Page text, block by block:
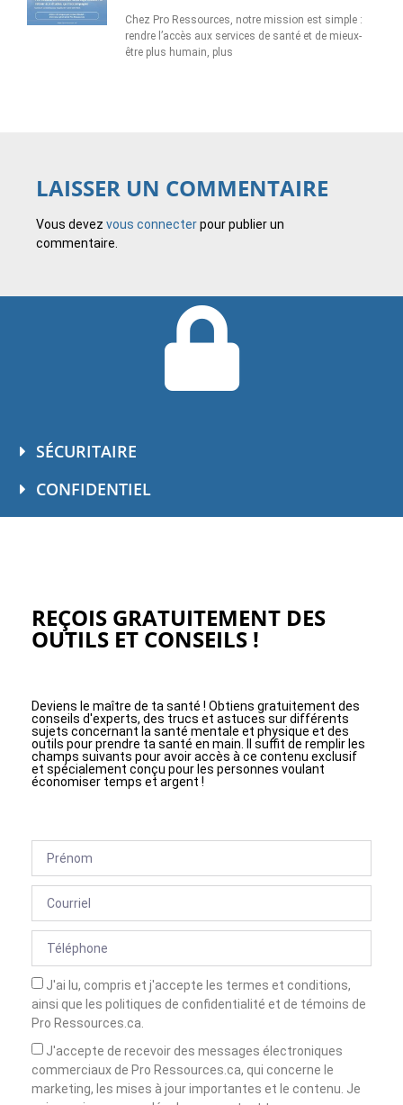
Chez Pro Ressources, notre mission est simple :
rendre l’accès aux services de santé et de mieux-
être plus humain, plus
LAISSER UN COMMENTAIRE
Vous devez vous connecterpour publier un
commentaire.
SÉCURITAIRE
CONFIDENTIEL
REÇOIS GRATUITEMENT DES
OUTILS ET CONSEILS !
Deviens le maître de ta santé ! Obtiens gratuitement des
conseils d'experts, des trucs et astuces sur différents
sujets concernant la santé mentale et physique et des
outils pour prendre ta santé en main. Il suffit de remplir les
champs suivants pour avoir accès à ce contenu exclusif
et spécialement conçu pour les personnes voulant
économiser temps et argent !
J'ai lu, compris et j'accepte les termes et conditions,
ainsi que les politiques de confidentialité et de témoins de
Pro Ressources.ca.
J'accepte de recevoir des messages électroniques
commerciaux de Pro Ressources.ca, qui concerne le
marketing, les mises à jour importantes et le contenu. Je